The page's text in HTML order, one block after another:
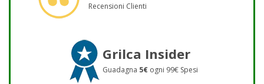
Recensioni Clienti
Grilca Insider
Guadagna 5€ ogni 99€ Spesi